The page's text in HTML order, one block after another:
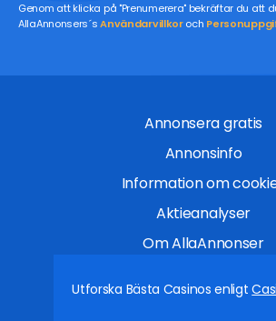
Genom att klicka på "Prenumerera" bekräftar du att
AllaAnnonsers´sAnvändarvillkoroch
Annonsera gratis
Annonsinfo
Information om
Aktieanalyser
Om AllaAnnonser
Utforska Bästa Casinos enligt